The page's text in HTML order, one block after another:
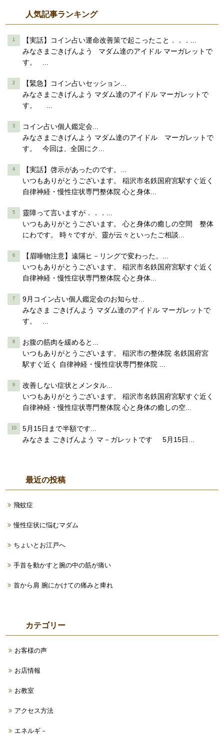
人気記事ランキング
【実話】コイン占い運命改善策で起こったこと．．．...
みなさまごきげんよう マダム達のアイドル マーガレットで
す。 ...
【緊急】コイン占いセッション...
みなさまごきげんよう マダム達のアイドル マーガレットで
す。 ...
コイン占い個人鑑定会...
みなさまごきげんよう マダム達のアイドル マーガレットで
す。 今回は、全国にク...
【実話】啓示があったのです。...
いつもありがとうございます。 稲沢市名鉄国府宮駅すぐ近く
自律神経・慢性症状専門整体院 心と身体...
靈障って言いますが．．．...
いつもありがとうございます。 心と身体の癒しの空間 整体
にわです。 時々ですが、靈が云々といったご相談...
【眉唾物注意】遠隔ヒ－リングで変わった。...
いつもありがとうございます。 稲沢市名鉄国府宮駅すぐ近く
自律神経・慢性症状専門整体院 心と身体...
9月コイン占い個人鑑定会のお知らせ...
みなさま ごきげんよう マダム達のアイドル マーガレットで
す。 ...
お腹の筋肉を緩めると...
いつもありがとうございます。 稲沢市の整体院 名鉄国府宮
駅すぐ近く 自律神経・慢性症状専門整体院 ...
改善しない症状とメンタル...
いつもありがとうございます。 稲沢市名鉄国府宮駅すぐ近く
自律神経・慢性症状専門整体院 心と身体の癒しの空...
5月15日まで半額です...
みなさま ごきげんよう マ－ガレットです 5月15日...
最近の投稿
飛蚊症
慢性症状に悩むマダム
ちょいとお江戸へ
手首を動かすと腕の中の筋が痛い
首から肩 腕にかけての痛みと痺れ
カテゴリー
お客様の声
お店情報
お教室
アクセス方法
エネルギ－